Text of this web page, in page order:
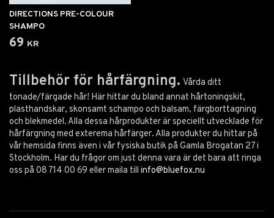
DIRECTIONS PRE-COLOUR
SHAMPO
69 kr
Tillbehör för hårfärgning. Vårda ditt
tonade/färgade hår! Här hittar du bland annat hårtoningskit,
plasthandskar, skonsamt schampo och balsam, färgborttagning
och blekmedel. Alla dessa hårprodukter är speciellt utvecklade för
hårfärgning med exterema hårfärger. Alla produkter du hittar på
vår hemsida finns även i vår fysiska butik på Gamla Brogatan 27 i
Stockholm. Har du frågor om just denna vara är det bara att ringa
oss på 08 714 00 69 eller maila till info@bluefox.nu